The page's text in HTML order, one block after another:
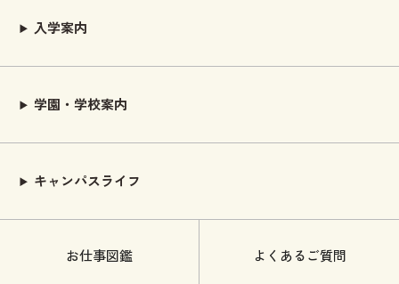
入学案内
学園・学校案内
キャンパスライフ
お仕事図鑑 よくあるご質問